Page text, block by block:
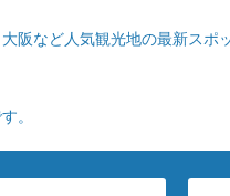
阪など人気観光地の最新ス
。